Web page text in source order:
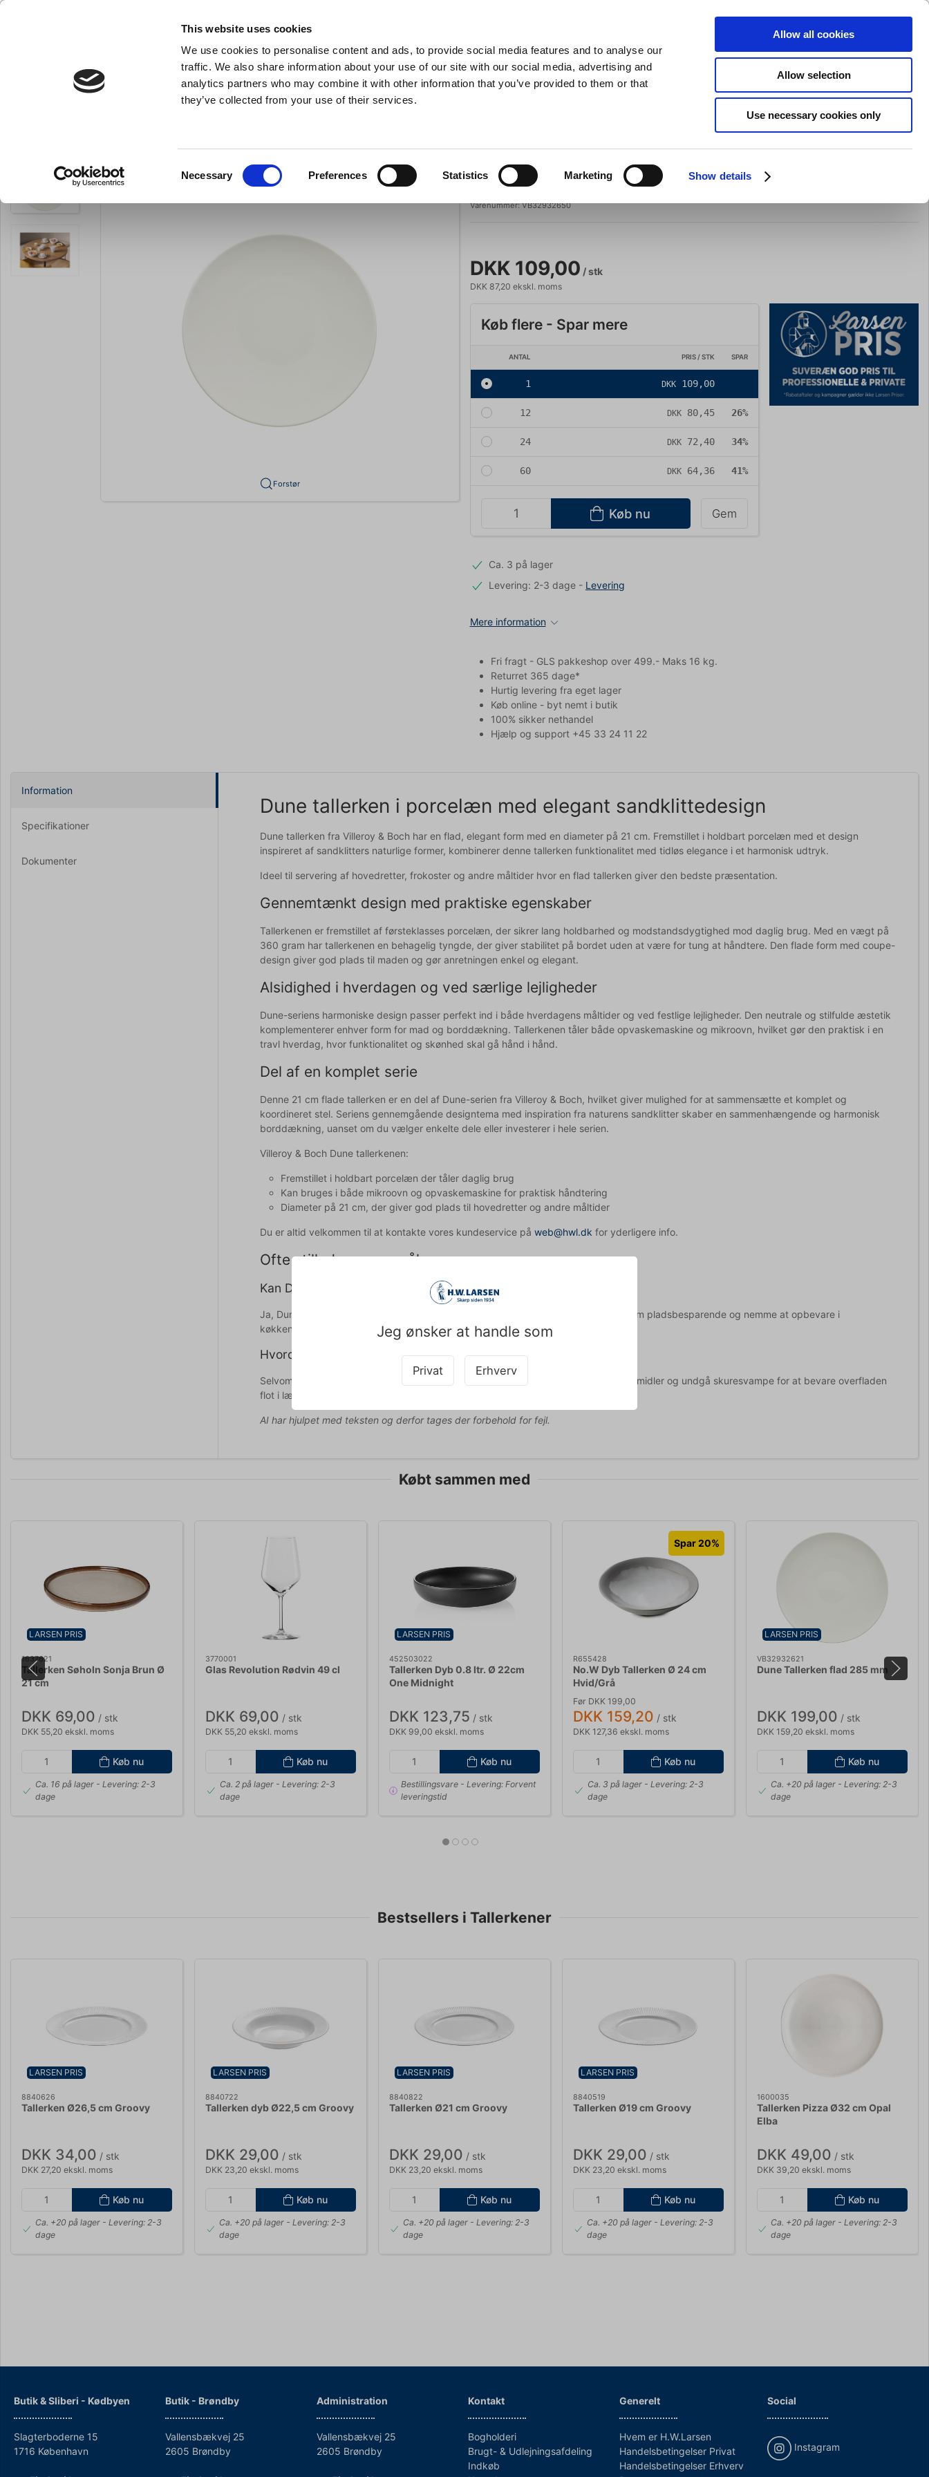
This website uses cookies
We use cookies to personalise content and ads, to provide social media features and to analyse our
traffic. We also share information about your use of our site with our social media, advertising and
analytics partners who may combine it with other information that you’ve provided to them or that
they’ve collected from your use of their services.
Necessary Preferences Statistics Marketing Show details
Allow all cookies
Allow selection
Use necessary cookies only
- Køkkenudstyr til professionelle og entusiaster Søg Indkøbskurv (0)
Køkkenredskaber Gryder & Pander Grill Barudstyr Tilbud Brands Slibning
Jeg ønsker at handle som
Privat Erhverv
LARSEN PRIS
Forstør
Villeroy & Boch
Dune Coupe Tallerken flad 210 mm
Varenummer:VB32932650
DKK 109,00 / stk
DKK 87,20 ekskl. moms
Køb flere - Spar mere
ANTAL PRIS / STK SPAR
Køb nu Gem
1 DKK 109,00
12 DKK 80,45 26%
24 DKK 72,40 34%
60 DKK 64,36 41%
Ca. 3 på lager
Levering: 2-3 dage - Levering
Mere information
Fri fragt - GLS pakkeshop over 499.- Maks 16 kg.
Returret 365 dage*
Hurtig levering fra eget lager
Køb online - byt nemt i butik
100% sikker nethandel
Hjælp og support +45 33 24 11 22
Information
Specifikationer
Dokumenter
Dune tallerken i porcelæn med elegant sandklittedesign
Dune tallerken fra Villeroy & Boch har en flad, elegant form med en diameter på 21 cm. Fremstillet i holdbart porcelæn med et design
inspireret af sandklitters naturlige former, kombinerer denne tallerken funktionalitet med tidløs elegance i et harmonisk udtryk.
Ideel til servering af hovedretter, frokoster og andre måltider hvor en flad tallerken giver den bedste præsentation.
Gennemtænkt design med praktiske egenskaber
Tallerkenen er fremstillet af førsteklasses porcelæn, der sikrer lang holdbarhed og modstandsdygtighed mod daglig brug. Med en vægt på
360 gram har tallerkenen en behagelig tyngde, der giver stabilitet på bordet uden at være for tung at håndtere. Den flade form med coupe-
design giver god plads til maden og gør anretningen enkel og elegant.
Alsidighed i hverdagen og ved særlige lejligheder
Dune-seriens harmoniske design passer perfekt ind i både hverdagens måltider og ved festlige lejligheder. Den neutrale og stilfulde æstetik
komplementerer enhver form for mad og borddækning. Tallerkenen tåler både opvaskemaskine og mikroovn, hvilket gør den praktisk i en
travl hverdag, hvor funktionalitet og skønhed skal gå hånd i hånd.
Del af en komplet serie
Denne 21 cm flade tallerken er en del af Dune-serien fra Villeroy & Boch, hvilket giver mulighed for at sammensætte et komplet og
koordineret stel. Seriens gennemgående designtema med inspiration fra naturens sandklitter skaber en sammenhængende og harmonisk
borddækning, uanset om du vælger enkelte dele eller investerer i hele serien.
Villeroy & Boch Dune tallerkenen:
Fremstillet i holdbart porcelæn der tåler daglig brug
Kan bruges i både mikroovn og opvaskemaskine for praktisk håndtering
Diameter på 21 cm, der giver god plads til hovedretter og andre måltider
Du er altid velkommen til at kontakte vores kundeservice på web@hwl.dk for yderligere info.
Ofte stillede spørgsmål
Kan Dune tallerkenerne stables for nem opbevaring?
Ja, Dune tallerkenerne er designet med en form, der tillader stabling, hvilket gør dem pladsbesparende og nemme at opbevare i
køkkenskabe.
Hvordan vedligeholder jeg bedst min Villeroy & Boch porcelæn?
Selvom porcelænet tåler opvaskemaskine, anbefales det at bruge milde rengøringsmidler og undgå skuresvampe for at bevare overfladen
flot i længst mulig tid.
AI har hjulpet med teksten og derfor tages der forbehold for fejl.
Købt sammen med
LARSEN PRIS
1637621
Tallerken Søholn Sonja Brun Ø
21 cm
DKK 69,00 / stk
DKK 55,20 ekskl. moms
Køb nu
Ca. 16 på lager - Levering: 2-3
dage
3770001
Glas Revolution Rødvin 49 cl
DKK 69,00 / stk
DKK 55,20 ekskl. moms
Køb nu
Ca. 2 på lager- Levering: 2-3
dage
LARSEN PRIS
452503022
Tallerken Dyb 0.8 ltr. Ø 22cm
One Midnight
DKK 123,75 / stk
DKK 99,00 ekskl. moms
Køb nu
Bestillingsvare - Levering: Forvent
leveringstid
Spar 20%
R655428
No.W Dyb Tallerken Ø 24 cm
Hvid/Grå
Før DKK 199,00
DKK 159,20 / stk
DKK 127,36 ekskl. moms
Køb nu
Ca. 3 på lager- Levering: 2-3
dage
LARSEN PRIS
VB32932621
Dune Tallerken flad 285 mm
DKK 199,00 / stk
DKK 159,20 ekskl. moms
Køb nu
Ca. +20 på lager- Levering: 2-3
dage
Bestsellers i Tallerkener
LARSEN PRIS
8840626
Tallerken Ø26,5 cm Groovy
DKK 34,00 / stk
DKK 27,20 ekskl. moms
Køb nu
Ca. +20 på lager- Levering: 2-3
dage
LARSEN PRIS
8840722
Tallerken dyb Ø22,5 cm Groovy
DKK 29,00 / stk
DKK 23,20 ekskl. moms
Køb nu
Ca. +20 på lager- Levering: 2-3
dage
LARSEN PRIS
8840822
Tallerken Ø21 cm Groovy
DKK 29,00 / stk
DKK 23,20 ekskl. moms
Køb nu
Ca. +20 på lager- Levering: 2-3
dage
LARSEN PRIS
8840519
Tallerken Ø19 cm Groovy
DKK 29,00 / stk
DKK 23,20 ekskl. moms
Køb nu
Ca. +20 på lager- Levering: 2-3
dage
1600035
Tallerken Pizza Ø32 cm Opal
Elba
DKK 49,00 / stk
DKK 39,20 ekskl. moms
Køb nu
Ca. +20 på lager- Levering: 2-3
dage
Butik & Sliberi - Kødbyen
Slagterboderne 15
1716 København
Butik - Brøndby
Vallensbækvej 25
2605 Brøndby
Administration
Vallensbækvej 25
2605 Brøndby
Kontakt
Bogholderi
Brugt- & Udlejningsafdeling
Indkøb
Generelt
Hvem er H.W.Larsen
Handelsbetingelser Privat
Handelsbetingelser Erhverv
Social
Instagram